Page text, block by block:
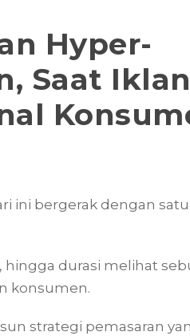
Hyper-
Saat
ini bergerak dengan
hingga durasi melihat
konsumen.
strategi pemasaran